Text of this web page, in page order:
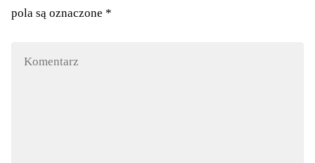
pola są oznaczone *